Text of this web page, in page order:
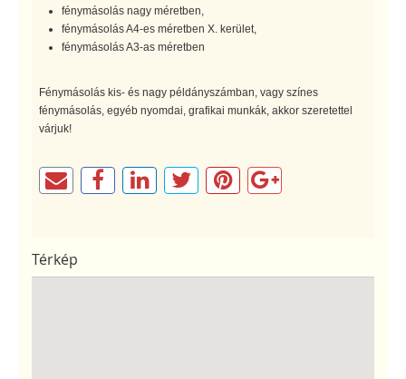
fénymásolás nagy méretben,
fénymásolás A4-es méretben X. kerület,
fénymásolás A3-as méretben
Fénymásolás kis- és nagy példányszámban, vagy színes
fénymásolás, egyéb nyomdai, grafikai munkák, akkor szeretettel
várjuk!
Térkép